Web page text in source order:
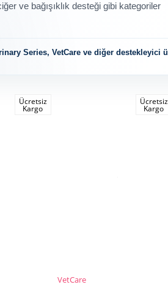
ve bağışıklık desteği gibi kategoriler
Series, VetCare ve diğer destekleyici
Ücretsiz
Kargo
SEPETE EKLE
Ücretsiz
Kargo
VetCare